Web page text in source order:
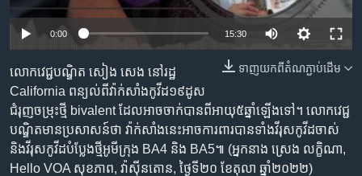
សម្ព័ន្ធ​
រំលង​
ចូល​
ទៅ​
កាន់​
ទំព័រ​
ស្វែង​
រក
Khmer English
ភាសា
0:00 15:30
ទាញ​យក​ពី​តំណភ្ជាប់​ដើម
លោក​វេជ្ជបណ្ឌិត សៀង សេង នៅ​រដ្ឋ
California ពន្យល់​ពី​វ៉ាក់សាំង​កូវីដ១៩​ដូស
ជំរុញ​ចម្រុះ​ថ្មី bivalent ដែល​អាច​ចាក់​បាន​ពី​អាយុ​៥ឆ្នាំ​ឡើងទៅ។ លោក​វេជ្ជ
បណ្ឌិត​មាន​ប្រសាសន៍​ថា វ៉ាក់សាំង​នេះ​អាច​ការពារ​បាន​ទាំង​វីរុស​កូវីដ​ចាស់​
និង​វីរុស​កូវីដ​បំប្លែង​ថ្មី​អូមីក្រុង BA4 និង BA5៕ (អ្នកនាង ស្រេង លក្ខិណា,
Hello VOA សុខភាព, វ៉ាស៊ីនតោន, ថ្ងៃទី២០ ខែតុលា ឆ្នាំ២០២២)